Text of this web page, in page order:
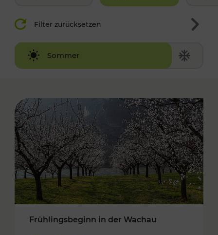
Filter zurücksetzen
Sommer
Winter
Frühlingsbeginn in der Wachau